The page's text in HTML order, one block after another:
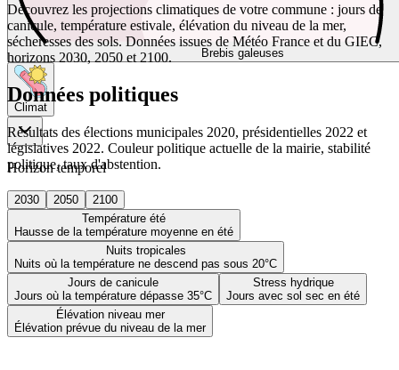
Brebis galeuses
Climat
Horizon temporel
2030 2050
2100
Température été
Hausse de la température moyenne en été
Nuits tropicales
Nuits où la température ne descend pas sous 20°C
Jours de canicule
Jours où la température dépasse 35°C
Stress hydrique
Jours avec sol sec en été
Élévation niveau mer
Élévation prévue du niveau de la mer
Découvrez les projections climatiques de votre commune : jours de
canicule, température estivale, élévation du niveau de la mer,
sécheresses des sols. Données issues de Météo France et du GIEC,
horizons 2030, 2050 et 2100.
Données politiques
Résultats des élections municipales 2020, présidentielles 2022 et
législatives 2022. Couleur politique actuelle de la mairie, stabilité
politique, taux d'abstention.